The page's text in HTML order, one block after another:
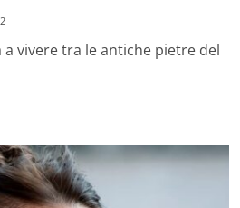
vivere tra le antiche pietre del